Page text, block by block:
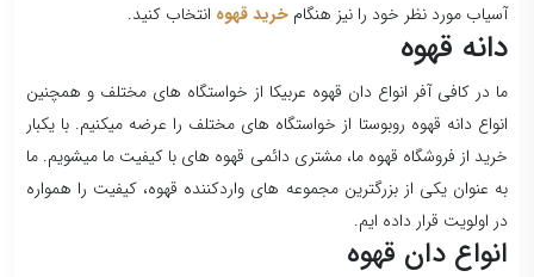
آسیاب مورد نظر خود را نیز هنگام خرید قهوه انتخاب کنید.
دانه قهوه
ما در کافی آفر انواع دان قهوه عربیکا از خواستگاه های مختلف و همچنین
انواع دانه قهوه روبوستا از خواستگاه های مختلف را عرضه میکنیم. با یکبار
خرید از فروشگاه قهوه ما، مشتری دائمی قهوه های با کیفیت ما میشویم. ما
به عنوان یکی از بزرگترین مجموعه های واردکننده قهوه، کیفیت را همواره
در اولویت قرار داده ایم.
انواع دان قهوه